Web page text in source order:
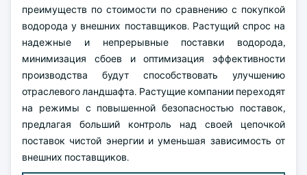
преимуществ по стоимости по сравнению с покупкой
водорода у внешних поставщиков. Растущий спрос на
надежные и непрерывные поставки водорода,
минимизация сбоев и оптимизация эффективности
производства будут способствовать улучшению
отраслевого ландшафта. Растущие компании переходят
на режимы с повышенной безопасностью поставок,
предлагая больший контроль над своей цепочкой
поставок чистой энергии и уменьшая зависимость от
внешних поставщиков.